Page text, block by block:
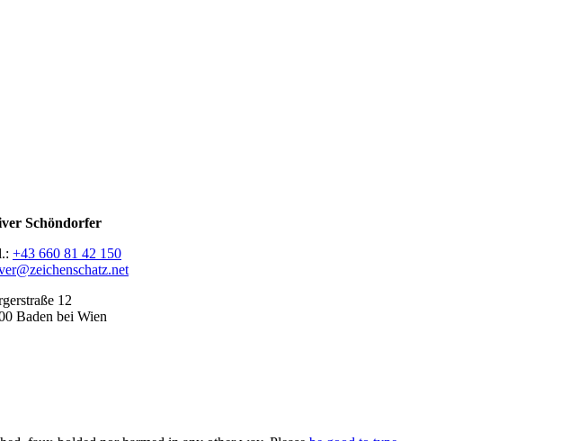
Schöndorfer
+43 660 81 42 150
12
Baden bei Wien